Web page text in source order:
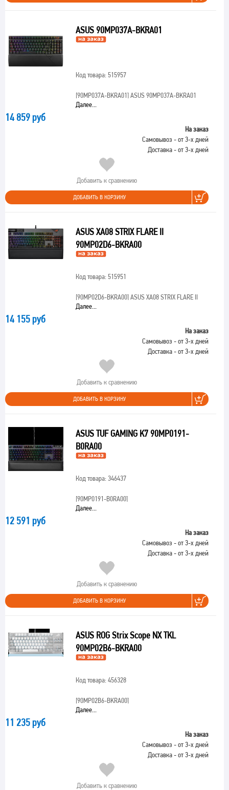
ASUS 90MP037A-BKRA01
Код товара: 515957
[90MP037A-BKRA01]ASUS 90MP037A-BKRA01
Далее...
14 859 руб
На заказ
Самовывоз - от 3-х дней
Доставка - от 3-х дней
Добавить к сравнению
ДОБАВИТЬ В КОРЗИНУ
ASUS XA08 STRIX FLARE II
90MP02D6-BKRA00
Код товара: 515951
[90MP02D6-BKRA00]ASUS XA08 STRIX FLARE II
Далее...
14 155 руб
На заказ
Самовывоз - от 3-х дней
Доставка - от 3-х дней
Добавить к сравнению
ДОБАВИТЬ В КОРЗИНУ
ASUS TUF GAMING K7 90MP0191-
B0RA00
Код товара: 346437
[90MP0191-B0RA00]
Далее...
12 591 руб
На заказ
Самовывоз - от 3-х дней
Доставка - от 3-х дней
Добавить к сравнению
ДОБАВИТЬ В КОРЗИНУ
ASUS ROG Strix Scope NX TKL
90MP02B6-BKRA00
Код товара: 456328
[90MP02B6-BKRA00]
Далее...
11 235 руб
На заказ
Самовывоз - от 3-х дней
Доставка - от 3-х дней
Добавить к сравнению